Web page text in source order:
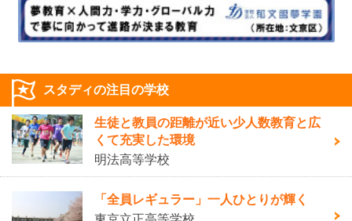
スタディの注目の学校
生徒と教員の距離が近い少人数教育と広
くて充実した環境
明法高等学校
「全員レギュラー」一人ひとりが輝く